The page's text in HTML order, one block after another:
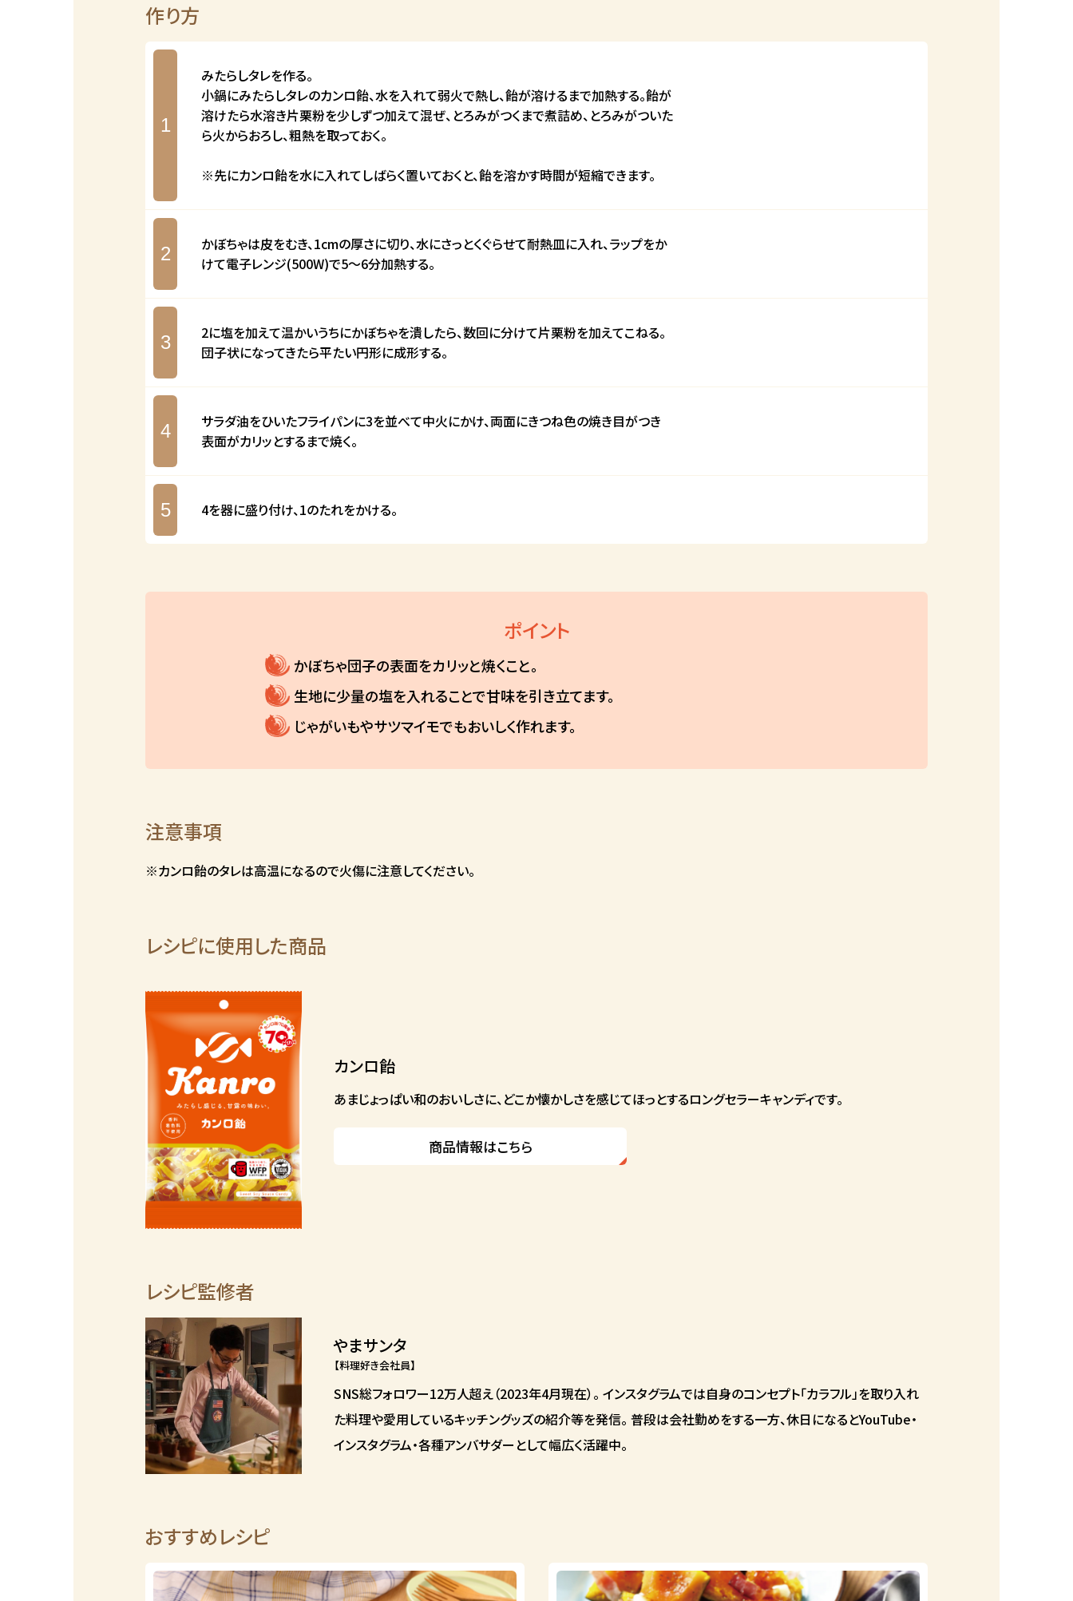
作り方
1
みたらしタレを作る。
小鍋にみたらしタレのカンロ飴、水を入れて弱火で熱し、飴が溶けるまで加熱する。飴が
溶けたら水溶き片栗粉を少しずつ加えて混ぜ、とろみがつくまで煮詰め、とろみがついた
ら火からおろし、粗熱を取っておく。
※先にカンロ飴を水に入れてしばらく置いておくと、飴を溶かす時間が短縮できます。
2
かぼちゃは皮をむき、1cmの厚さに切り、水にさっとくぐらせて耐熱皿に入れ、ラップをか
けて電子レンジ(500W)で5～6分加熱する。
3
2に塩を加えて温かいうちにかぼちゃを潰したら、数回に分けて片栗粉を加えてこねる。
団子状になってきたら平たい円形に成形する。
4
サラダ油をひいたフライパンに3を並べて中火にかけ、両面にきつね色の焼き目がつき
表面がカリッとするまで焼く。
5 4を器に盛り付け、1のたれをかける。
ポイント
かぼちゃ団子の表面をカリッと焼くこと。
生地に少量の塩を入れることで甘味を引き立てます。
じゃがいもやサツマイモでもおいしく作れます。
注意事項
※カンロ飴のタレは高温になるので火傷に注意してください。
レシピに使用した商品
カンロ飴
あまじょっぱい和のおいしさに、どこか懐かしさを感じてほっとするロングセラーキャンディです。
商品情報はこちら
レシピ監修者
やまサンタ
【料理好き会社員】
SNS総フォロワー12万人超え（2023年4月現在）。 インスタグラムでは自身のコンセプト「カラフル」を取り入れ
た料理や愛用しているキッチングッズの紹介等を発信。 普段は会社勤めをする一方、休日になるとYouTube・
インスタグラム・各種アンバサダーとして幅広く活躍中。
おすすめレシピ